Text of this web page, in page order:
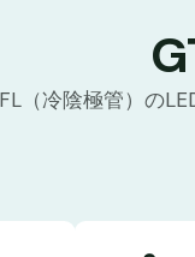
（冷陰極管）の